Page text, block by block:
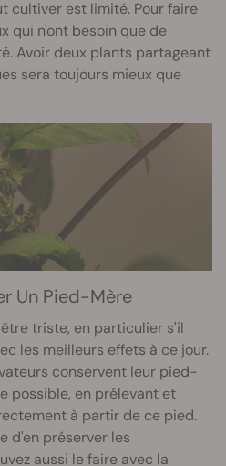
cultiver est limité. Pour faire
qui n'ont besoin que de
Avoir deux plants partageant
sera toujours mieux que
Un Pied-Mère
triste, en particulier s'il
les meilleurs effets à ce jour.
conservent leur pied-
possible, en prélevant et
à partir de ce pied.
d'en préserver les
aussi le faire avec la